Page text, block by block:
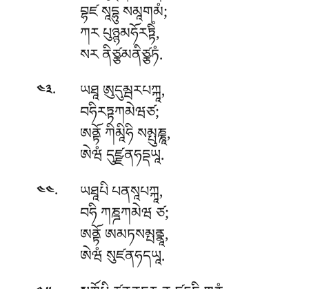
བྷཛ སཱདྷུ སམཱགམཾ;
ཀར པུཉྙམཧོརཏྟིཾ,
སར ནིཙྩམནིཙྩཏཾ.
༤༣. ཡཐཱཨུདུམྦརཔཀྐཱ,
བཧིརཏྟཀམེཝཙ;
ཨནྟོ ཀིམཱིཧི སམྤུཎྞཱ,
ཨེཝཾ དུཛྫནཧདྡཡཱ.
༤༤. ཡཐཱཔི པནསཱཔཀྐཱ,
བཧི ཀཎྜཀམེཝ ཙ;
ཨནྟོ ཨམཏསམྤནྣཱ,
ཨེཝཾ སུཛནཧདཡཱ.